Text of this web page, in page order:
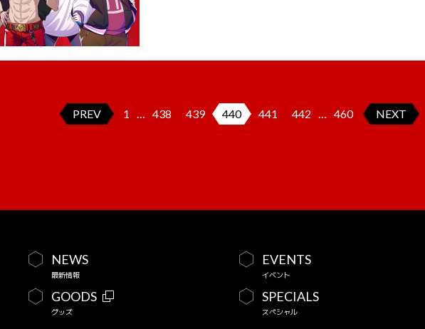
PREV 1 … 438 439 440 441 442 … 460 NEXT
NEWS
最新情報
EVENTS
イベント
GOODS
グッズ
SPECIALS
スペシャル